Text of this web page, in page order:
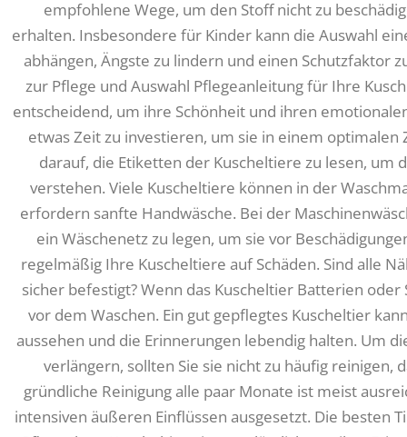
empfohlene Wege, um den Stoff nicht zu
erhalten. Insbesondere für Kinder kann die Auswahl
abhängen, Ängste zu lindern und einen Schutzfaktor
zur Pflege und Auswahl Pflegeanleitung für Ihre
entscheidend, um ihre Schönheit und ihren
etwas Zeit zu investieren, um sie in einem optimalen
darauf, die Etiketten der Kuscheltiere zu lesen, um
verstehen. Viele Kuscheltiere können in der
erfordern sanfte Handwäsche. Bei der
ein Wäschenetz zu legen, um sie vor
regelmäßig Ihre Kuscheltiere auf Schäden. Sind alle
sicher befestigt? Wenn das Kuscheltier Batterien
vor dem Waschen. Ein gut gepflegtes Kuscheltier
aussehen und die Erinnerungen lebendig halten. Um
verlängern, sollten Sie sie nicht zu häufig reinigen,
gründliche Reinigung alle paar Monate ist meist
intensiven äußeren Einflüssen ausgesetzt. Die besten